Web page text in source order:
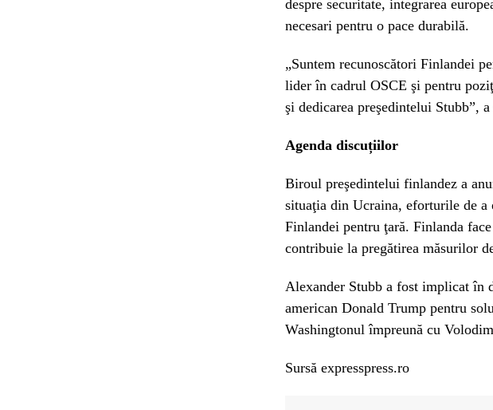
despre securitate, integrarea
necesari pentru o pace durabilă.
„Suntem recunoscători Finlandei
lider în cadrul OSCE şi pentru
şi dedicarea preşedintelui Stubb”,
Agenda discuțiilor
Biroul preşedintelui finlandez a
situaţia din Ucraina, eforturile de
Finlandei pentru ţară. Finlanda
contribuie la pregătirea măsurilor
Alexander Stubb a fost implicat în
american Donald Trump pentru
Washingtonul împreună cu
Sursă expresspress.ro